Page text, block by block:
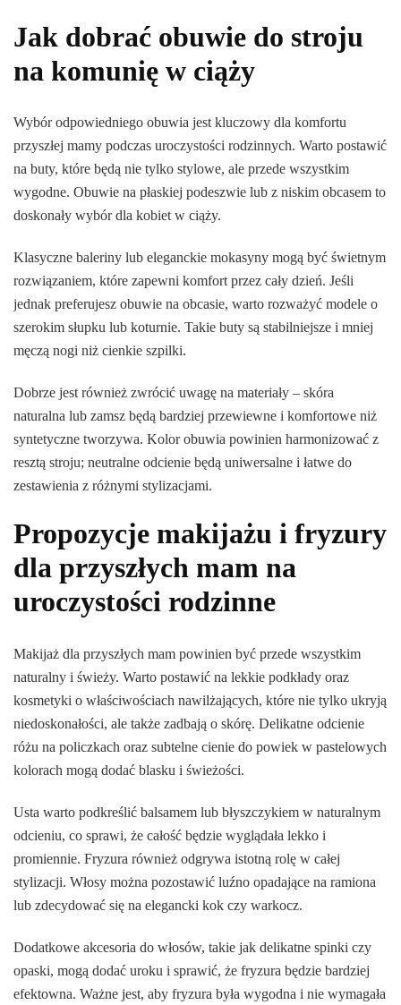
Jak dobrać obuwie do stroju
na komunię w ciąży
Wybór odpowiedniego obuwia jest kluczowy dla komfortu
przyszłej mamy podczas uroczystości rodzinnych. Warto postawić
na buty, które będą nie tylko stylowe, ale przede wszystkim
wygodne. Obuwie na płaskiej podeszwie lub z niskim obcasem to
doskonały wybór dla kobiet w ciąży.
Klasyczne baleriny lub eleganckie mokasyny mogą być świetnym
rozwiązaniem, które zapewni komfort przez cały dzień. Jeśli
jednak preferujesz obuwie na obcasie, warto rozważyć modele o
szerokim słupku lub koturnie. Takie buty są stabilniejsze i mniej
męczą nogi niż cienkie szpilki.
Dobrze jest również zwrócić uwagę na materiały – skóra
naturalna lub zamsz będą bardziej przewiewne i komfortowe niż
syntetyczne tworzywa. Kolor obuwia powinien harmonizować z
resztą stroju; neutralne odcienie będą uniwersalne i łatwe do
zestawienia z różnymi stylizacjami.
Propozycje makijażu i fryzury
dla przyszłych mam na
uroczystości rodzinne
Makijaż dla przyszłych mam powinien być przede wszystkim
naturalny i świeży. Warto postawić na lekkie podkłady oraz
kosmetyki o właściwościach nawilżających, które nie tylko ukryją
niedoskonałości, ale także zadbają o skórę. Delikatne odcienie
różu na policzkach oraz subtelne cienie do powiek w pastelowych
kolorach mogą dodać blasku i świeżości.
Usta warto podkreślić balsamem lub błyszczykiem w naturalnym
odcieniu, co sprawi, że całość będzie wyglądała lekko i
promiennie. Fryzura również odgrywa istotną rolę w całej
stylizacji. Włosy można pozostawić luźno opadające na ramiona
lub zdecydować się na elegancki kok czy warkocz.
Dodatkowe akcesoria do włosów, takie jak delikatne spinki czy
opaski, mogą dodać uroku i sprawić, że fryzura będzie bardziej
efektowna. Ważne jest, aby fryzura była wygodna i nie wymagała